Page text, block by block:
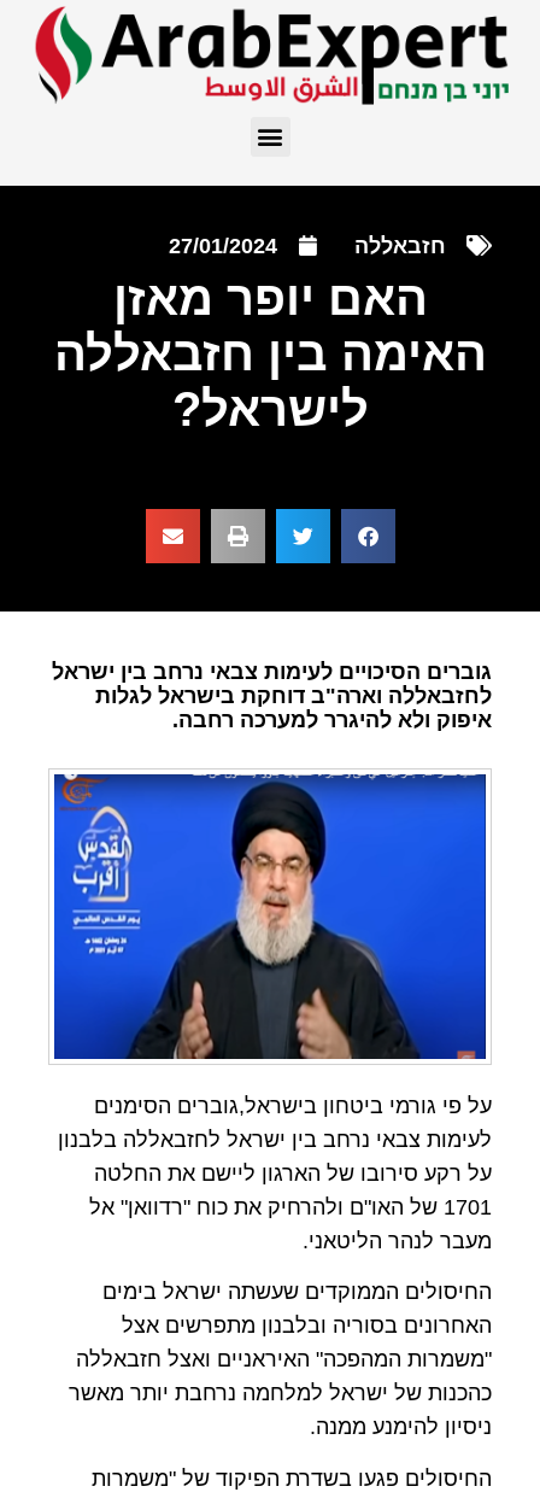
חזבאללה 27/01/2024
האם יופר מאזן
האימה בין חזבאללה
לישראל?
גוברים הסיכויים לעימות צבאי נרחב בין ישראל
לחזבאללה וארה"ב דוחקת בישראל לגלות
איפוק ולא להיגרר למערכה רחבה.
על פי גורמי ביטחון בישראל,גוברים הסימנים
לעימות צבאי נרחב בין ישראל לחזבאללה בלבנון
על רקע סירובו של הארגון ליישם את החלטה
1701 של האו"ם ולהרחיק את כוח "רדוואן" אל
מעבר לנהר הליטאני.
החיסולים הממוקדים שעשתה ישראל בימים
האחרונים בסוריה ובלבנון מתפרשים אצל
"משמרות המהפכה" האיראניים ואצל חזבאללה
כהכנות של ישראל למלחמה נרחבת יותר מאשר
ניסיון להימנע ממנה.
החיסולים פגעו בשדרת הפיקוד של "משמרות